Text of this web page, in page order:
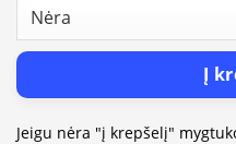
Į
Jeigu nėra "į krepšelį"